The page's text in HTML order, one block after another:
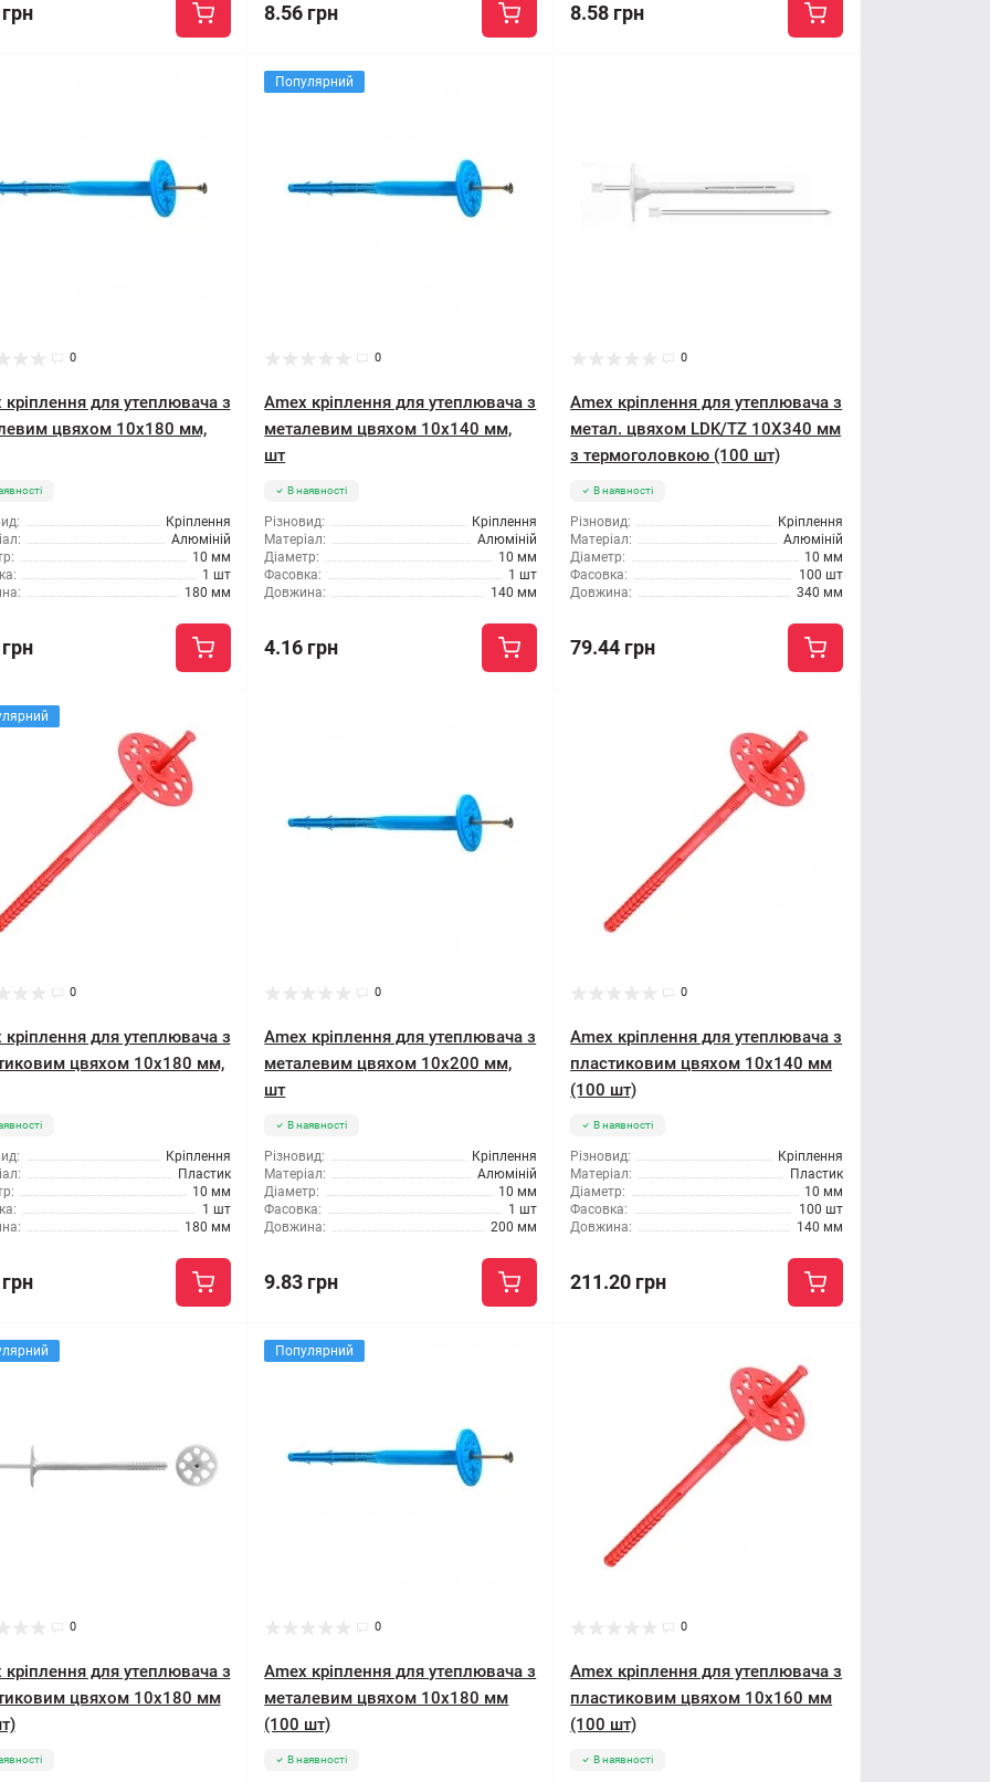
8.56 грн 8.58 грн
0
кріплення для утеплювача з
цвяхом 10x180 мм,
Кріплення
Алюміній
10 мм
1 шт
180 мм
Популярний
0
Amex кріплення для утеплювача з
металевим цвяхом 10x140 мм,
шт
В наявності
Різновид:
Кріплення
Матеріал:
Алюміній
Діаметр:
10 мм
Фасовка:
1 шт
Довжина:
140 мм
4.16 грн
0
Amex кріплення для утеплювача з
метал. цвяхом LDK/TZ 10X340 мм
з термоголовкою (100 шт)
В наявності
Різновид:
Кріплення
Матеріал:
Алюміній
Діаметр:
10 мм
Фасовка:
100 шт
Довжина:
340 мм
79.44 грн
0
кріплення для утеплювача з
цвяхом 10x180 мм,
Кріплення
Пластик
10 мм
1 шт
180 мм
0
Amex кріплення для утеплювача з
металевим цвяхом 10x200 мм,
шт
В наявності
Різновид:
Кріплення
Матеріал:
Алюміній
Діаметр:
10 мм
Фасовка:
1 шт
Довжина:
200 мм
9.83 грн
0
Amex кріплення для утеплювача з
пластиковим цвяхом 10x140 мм
(100 шт)
В наявності
Різновид:
Кріплення
Матеріал:
Пластик
Діаметр:
10 мм
Фасовка:
100 шт
Довжина:
140 мм
211.20 грн
0
кріплення для утеплювача з
цвяхом 10x180 мм
Популярний
0
Amex кріплення для утеплювача з
металевим цвяхом 10x180 мм
(100 шт)
В наявності
0
Amex кріплення для утеплювача з
пластиковим цвяхом 10x160 мм
(100 шт)
В наявності